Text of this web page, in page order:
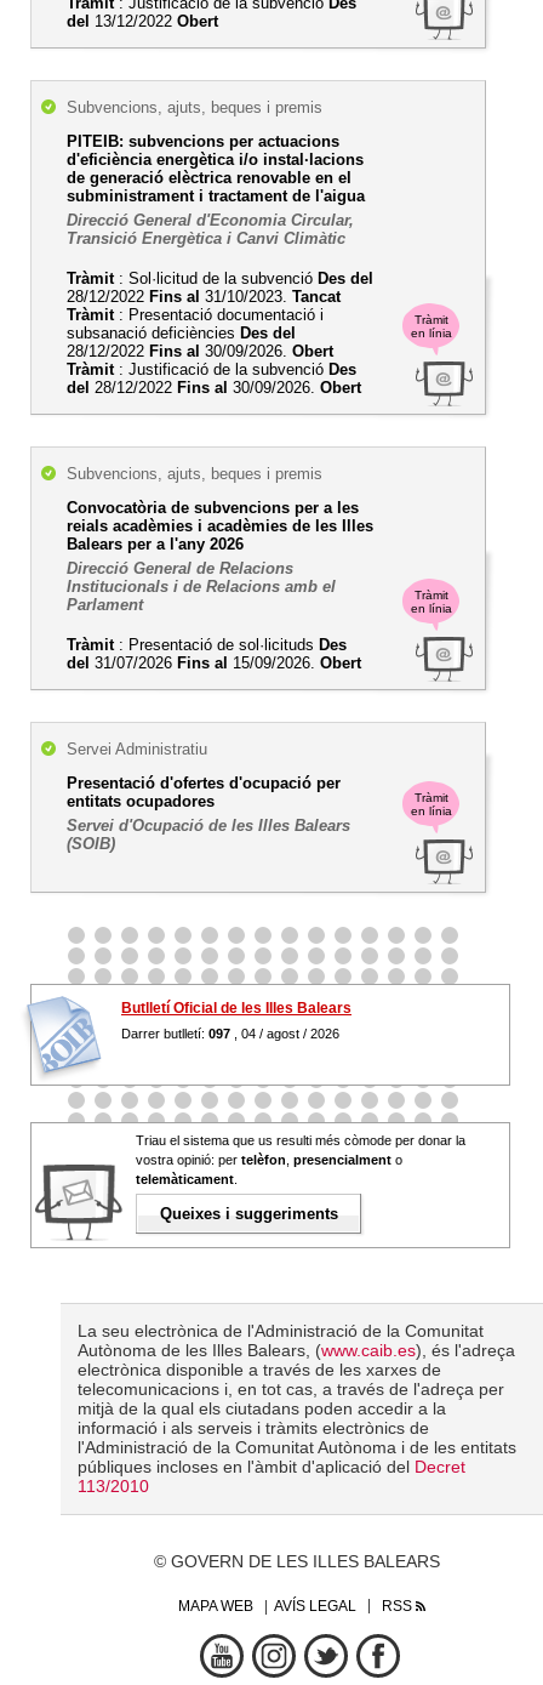
del 13/12/2022 Obert
Tràmit
en línia
Subvencions, ajuts, beques i premis
PITEIB: subvencions per actuacions
d'eficiència energètica i/o instal·lacions
de generació elèctrica renovable en el
subministrament i tractament de l'aigua
Direcció General d'Economia Circular,
Transició Energètica i Canvi Climàtic
Tràmit: Sol·licitud de la subvenció Des del
28/12/2022 Fins al 31/10/2023. Tancat
Tràmit: Presentació documentació i
subsanació deficiències Des del
28/12/2022 Fins al 30/09/2026. Obert
Tràmit: Justificació de la subvenció Des
del 28/12/2022 Fins al 30/09/2026. Obert
Tràmit
en línia
Subvencions, ajuts, beques i premis
Convocatòria de subvencions per a les
reials acadèmies i acadèmies de les Illes
Balears per a l'any 2026
Direcció General de Relacions
Institucionals i de Relacions amb el
Parlament
Tràmit: Presentació de sol·licituds Des
del 31/07/2026 Fins al 15/09/2026. Obert
Tràmit
en línia
Servei Administratiu
Presentació d'ofertes d'ocupació per
entitats ocupadores
Servei d'Ocupació de les Illes Balears
(SOIB)
Butlletí Oficial de les Illes Balears
Darrer butlletí: 097 , 04 / agost / 2026
Triau el sistema que us resulti més còmode per donar la
vostra opinió: per telèfon presencialment o
telemàticament
Queixes i suggeriments
La seu electrònica de l'Administració de la Comunitat
Autònoma de les Illes Balears, (www.caib.es), és l'adreça
electrònica disponible a través de les xarxes de
telecomunicacions i, en tot cas, a través de l'adreça per
mitjà de la qual els ciutadans poden accedir a la
informació i als serveis i tràmits electrònics de
l'Administració de la Comunitat Autònoma i de les entitats
públiques incloses en l'àmbit d'aplicació del Decret
113/2010
© GOVERN DE LES ILLES BALEARS
MAPA WEB AVÍS LEGAL RSS